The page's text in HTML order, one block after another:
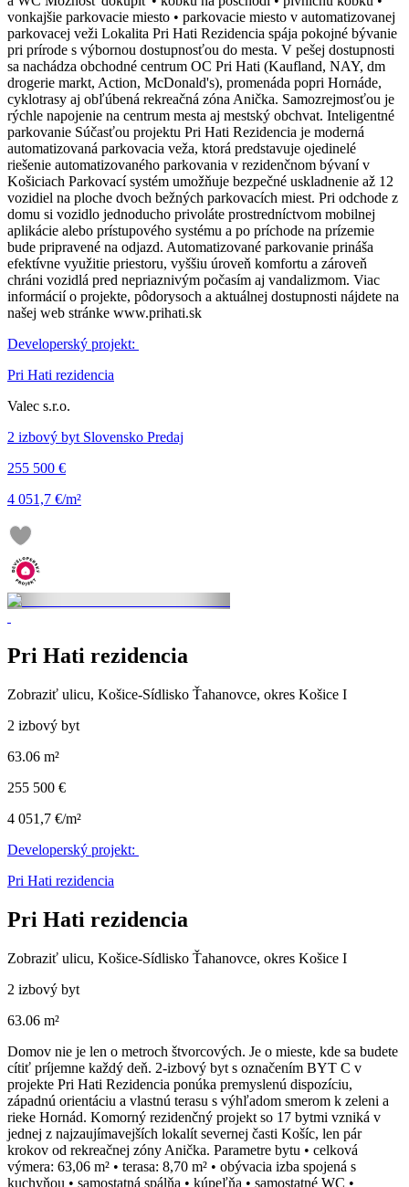
vonkajšie parkovacie miesto • parkovacie miesto v automatizovanej
parkovacej veži Lokalita Pri Hati Rezidencia spája pokojné bývanie
pri prírode s výbornou dostupnosťou do mesta. V pešej dostupnosti
sa nachádza obchodné centrum OC Pri Hati (Kaufland, NAY, dm
drogerie markt, Action, McDonald's), promenáda popri Hornáde,
cyklotrasy aj obľúbená rekreačná zóna Anička. Samozrejmosťou je
rýchle napojenie na centrum mesta aj mestský obchvat. Inteligentné
parkovanie Súčasťou projektu Pri Hati Rezidencia je moderná
automatizovaná parkovacia veža, ktorá predstavuje ojedinelé
riešenie automatizovaného parkovania v rezidenčnom bývaní v
Košiciach Parkovací systém umožňuje bezpečné uskladnenie až 12
vozidiel na ploche dvoch bežných parkovacích miest. Pri odchode z
domu si vozidlo jednoducho privoláte prostredníctvom mobilnej
aplikácie alebo prístupového systému a po príchode na prízemie
bude pripravené na odjazd. Automatizované parkovanie prináša
efektívne využitie priestoru, vyššiu úroveň komfortu a zároveň
chráni vozidlá pred nepriaznivým počasím aj vandalizmom. Viac
informácií o projekte, pôdorysoch a aktuálnej dostupnosti nájdete na
našej web stránke www.prihati.sk
Developerský projekt:
Pri Hati rezidencia
Valec s.r.o.
2 izbový byt Slovensko Predaj
255 500 €
4 051,7 €/m²
Pri Hati rezidencia
Zobraziť ulicu, Košice-Sídlisko Ťahanovce, okres Košice I
2 izbový byt
63.06 m²
255 500 €
4 051,7 €/m²
Developerský projekt:
Pri Hati rezidencia
Pri Hati rezidencia
Zobraziť ulicu, Košice-Sídlisko Ťahanovce, okres Košice I
2 izbový byt
63.06 m²
Domov nie je len o metroch štvorcových. Je o mieste, kde sa budete
cítiť príjemne každý deň. 2-izbový byt s označením BYT C v
projekte Pri Hati Rezidencia ponúka premyslenú dispozíciu,
západnú orientáciu a vlastnú terasu s výhľadom smerom k zeleni a
rieke Hornád. Komorný rezidenčný projekt so 17 bytmi vzniká v
jednej z najzaujímavejších lokalít severnej časti Košíc, len pár
krokov od rekreačnej zóny Anička. Parametre bytu • celková
výmera: 63,06 m² • terasa: 8,70 m² • obývacia izba spojená s
kuchyňou • samostatná spálňa • kúpeľňa • samostatné WC •